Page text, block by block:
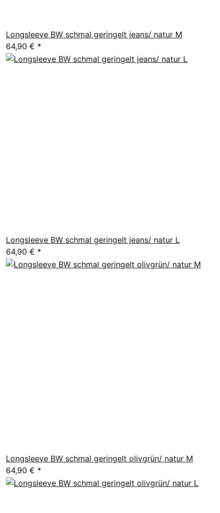
Longsleeve BW schmal geringelt jeans/ natur M
64,90 € *
Longsleeve BW schmal geringelt jeans/ natur L
64,90 € *
Longsleeve BW schmal geringelt olivgrün/ natur M
64,90 € *